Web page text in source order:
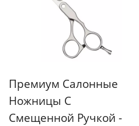
Премиум Салонные
Ножницы С
Смещенной Ручкой -